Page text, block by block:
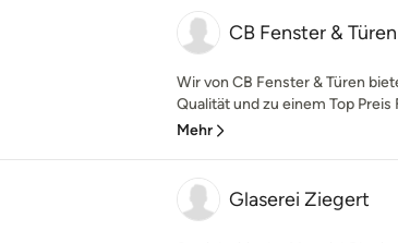
CB Fenster & Türen
Wir von CB Fenster & Türen
Qualität und zu einem Top Preis
Mehr
Glaserei Ziegert